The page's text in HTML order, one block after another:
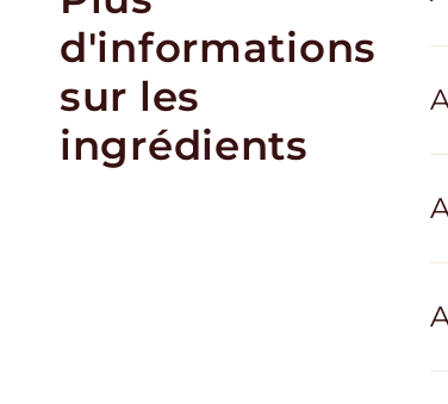
d'informations
sur les
ingrédients